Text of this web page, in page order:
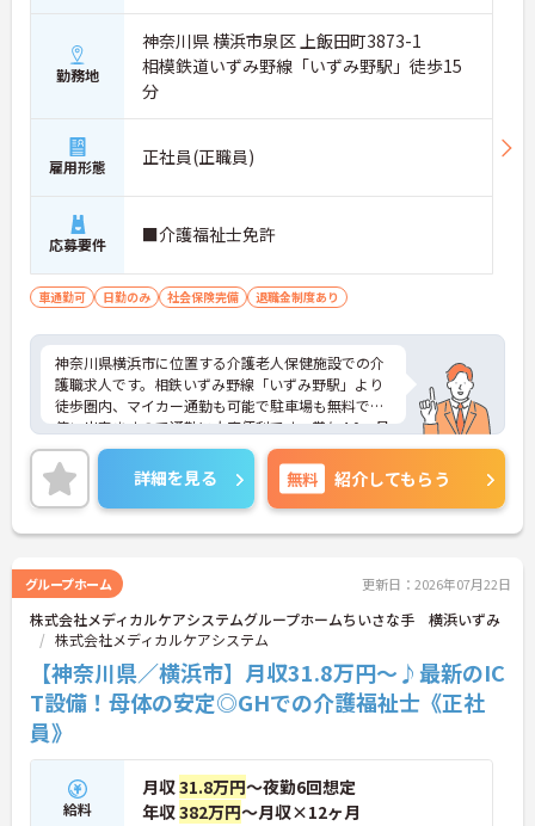
勤務地
神奈川県 横浜市泉区 上飯田町3873-1
相模鉄道いずみ野線「いずみ野駅」徒歩15
分
雇用形態 正社員(正職員)
応募要件 ■介護福祉士免許
車通勤可 日勤のみ 社会保険完備 退職金制度あり
神奈川県横浜市に位置する介護老人保健施設での介
護職求人です。相鉄いずみ野線「いずみ野駅」より
徒歩圏内、マイカー通勤も可能で駐車場も無料でお
使い出来ますので通勤に大変便利です。賞与4.0ヶ月
分支給実績があり、頑張りがしっかりと反省される
のも魅了です。ご興味ある方には、面接対策ポイン
トなど、さらに詳細をお話しいたしますのでお気軽
にご相談ください。
詳細を見る 無料 紹介してもらう
グループホーム 更新日：2026年07月22日
株式会社メディカルケアシステムグループホームちいさな手 横浜いずみ
株式会社メディカルケアシステム
【神奈川県／横浜市】月収31.8万円～♪最新のIC
T設備！母体の安定◎GHでの介護福祉士《正社
員》
給料
月収31.8万円～夜勤6回想定
年収382万円～月収×12ヶ月